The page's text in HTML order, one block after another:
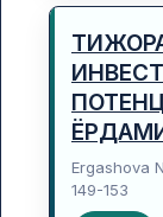
Ergashova
149-153